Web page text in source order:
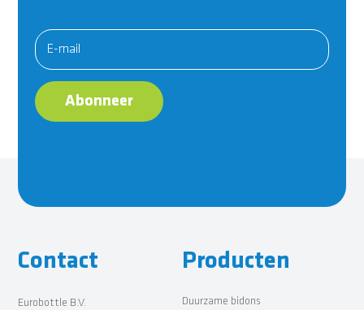
Abonneer
Contact
Eurobottle B.V.
Producten
Duurzame bidons